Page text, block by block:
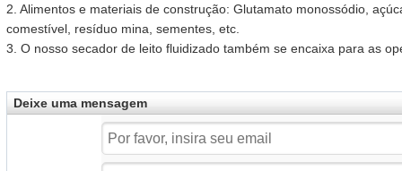
2. Alimentos e materiais de construção: Glutamato monossódio,
comestível, resíduo mina, sementes, etc.
3. O nosso secador de leito fluidizado também se encaixa para as
Deixe uma mensagem